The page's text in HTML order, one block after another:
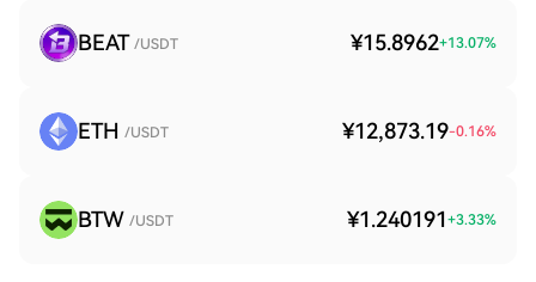
BEAT /USDT ¥15.8962+13.07%
ETH /USDT ¥12,873.19-0.16%
BTW /USDT ¥1.240191 +3.33%